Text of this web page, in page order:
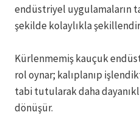
endüstriyel uygulamaların
şekilde kolaylıkla
Kürlenmemiş kauçuk
rol oynar; kalıplanıp
tabi tutularak daha
dönüşür.